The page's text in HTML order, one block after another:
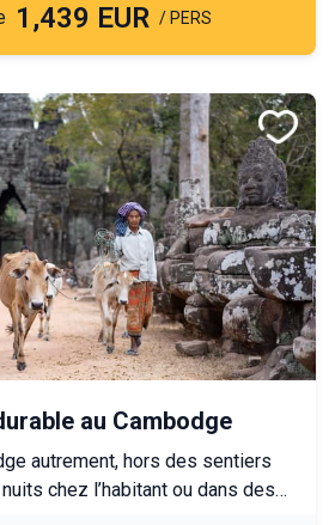
voyage complet et mémorable.
1,439 EUR / PERS
au Cambodge
autrement, hors des sentiers
chez l’habitant ou dans des